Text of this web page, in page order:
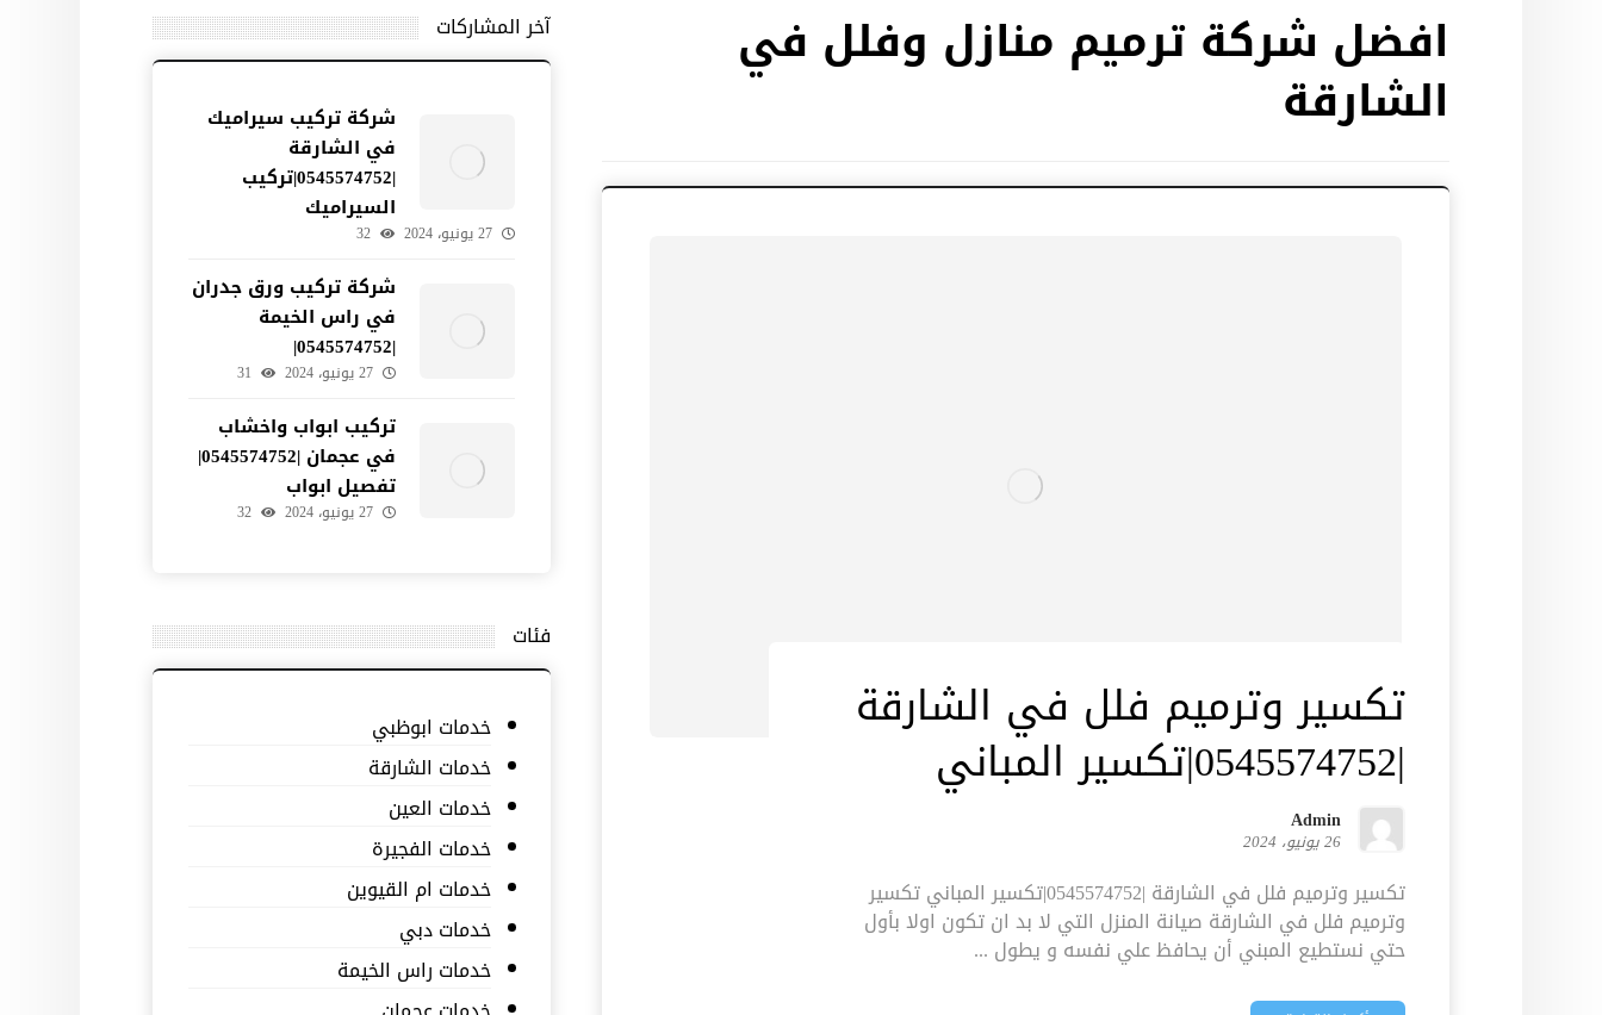
افضل شركة ترميم منازل وفلل في
الشارقة
تكسير وترميم فلل في الشارقة
|0545574752|تكسير المباني
Admin
26 يونيو، 2024
تكسير وترميم فلل في الشارقة |0545574752|تكسير المباني تكسير
وترميم فلل في الشارقة صيانة المنزل التي لا بد ان تكون اولا بأول
حتي نستطيع المبني أن يحافظ علي نفسه و يطول ...
آخر المشاركات
شركة تركيب سيراميك
في الشارقة
|0545574752|تركيب
السيراميك
27 يونيو، 2024 32
شركة تركيب ورق جدران
في راس الخيمة
|0545574752|
27 يونيو، 2024 31
تركيب ابواب واخشاب
في عجمان |0545574752|
تفصيل ابواب
27 يونيو، 2024 32
فئات
خدمات ابوظبي
خدمات الشارقة
خدمات العين
خدمات الفجيرة
خدمات ام القيوين
خدمات دبي
خدمات راس الخيمة